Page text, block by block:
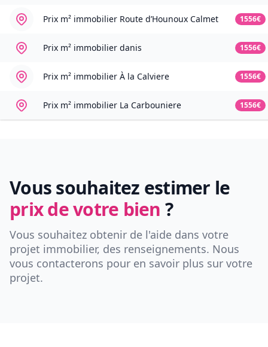
Prix m² immobilier Route d’Hounoux Calmet 1556€
Prix m² immobilier danis 1556€
Prix m² immobilier À la Calviere 1556€
Prix m² immobilier La Carbouniere 1556€
Vous souhaitez estimer le
prix de votre bien ?
Vous souhaitez obtenir de l'aide dans votre
projet immobilier, des renseignements. Nous
vous contacterons pour en savoir plus sur votre
projet.